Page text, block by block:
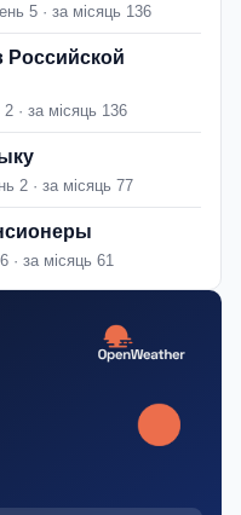
5 · за місяць 136
Российской
· за місяць 136
2 · за місяць 77
· за місяць 61